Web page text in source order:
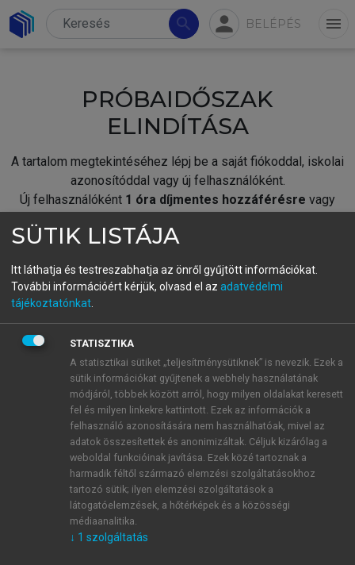
search person BELÉPÉS menu
PRÓBAIDŐSZAK
ELINDÍTÁSA
A tartalom megtekintéséhez lépj be a saját fiókoddal, iskolai
azonosítóddal vagy új felhasználóként.
Új felhasználóként 1 óra díjmentes hozzáférésre vagy
fiókoddal,vagy hozz létre új fiókot.
A regisztráció után apróbaidőszakautomatikusan
BELÉPÉS SAJÁT FIÓKKAL
ÚJ FIÓK LÉTREHOZÁSA
1 óra díjmentes hozzáférés
E-MAIL-CÍM
SÜTIK LISTÁJA
Itt láthatja és testreszabhatja az önről gyűjtött információkat.
További információért kérjük, olvasd el az adatvédelmi
tájékoztatónkat
STATISZTIKA
A statisztikai sütiket „teljesítménysütiknek” is nevezik. Ezek a
sütik információkat gyűjtenek a webhely használatának
módjáról, többek között arról, hogy milyen oldalakat keresett
fel és milyen linkekre kattintott. Ezek az információk a
felhasználó azonosítására nem használhatóak, mivel az
adatok összesítettek és anonimizáltak. Céljuk kizárólag a
weboldal funkcióinak javítása. Ezek közé tartoznak a
harmadik féltől származó elemzési szolgáltatásokhoz
tartozó sütik; ilyen elemzési szolgáltatások a
látogatóelemzések, a hőtérképek és a közösségi
médiaanalitika.
↓ 1 szolgáltatás